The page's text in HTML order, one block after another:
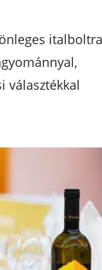
italboltra
választékkal